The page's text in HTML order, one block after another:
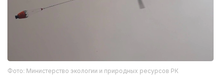
Фото: Министерство экологии и природных ресурсов РК